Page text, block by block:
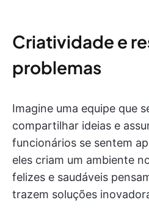
Criatividade e
problemas
Imagine uma equipe que
compartilhar ideias e
funcionários se sentem
eles criam um ambiente
felizes e saudáveis
trazem soluções